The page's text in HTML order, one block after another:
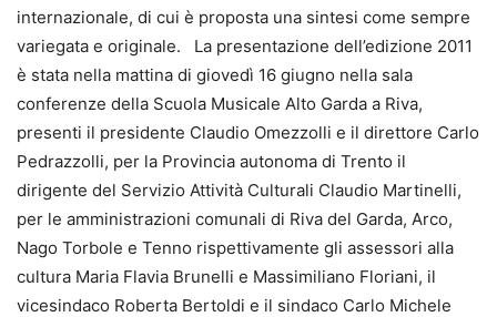
internazionale, di cui è proposta una sintesi come sempre
variegata e originale. La presentazione dell’edizione 2011
è stata nella mattina di giovedì 16 giugno nella sala
conferenze della Scuola Musicale Alto Garda a Riva,
presenti il presidente Claudio Omezzolli e il direttore Carlo
Pedrazzolli, per la Provincia autonoma di Trento il
dirigente del Servizio Attività Culturali Claudio Martinelli,
per le amministrazioni comunali di Riva del Garda, Arco,
Nago Torbole e Tenno rispettivamente gli assessori alla
cultura Maria Flavia Brunelli e Massimiliano Floriani, il
vicesindaco Roberta Bertoldi e il sindaco Carlo Michele